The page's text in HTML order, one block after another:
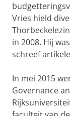
Vries hield
in 2008. Hij
schreef
In mei 2015
Governance